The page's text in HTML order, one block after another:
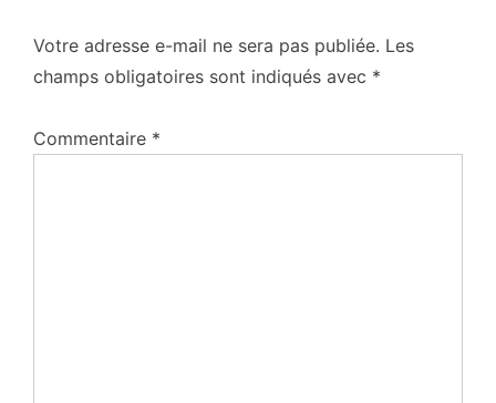
Votre adresse e-mail ne sera pas publiée. Les
champs obligatoires sont indiqués avec *
Commentaire *